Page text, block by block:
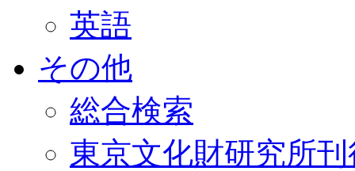
英語
その他
総合検索
東京文化財研究所